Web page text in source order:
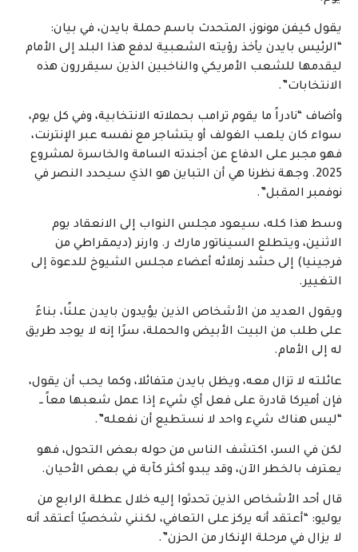
يقول كيفن مونوز، المتحدث باسم حملة بايدن، في بيان:
“الرئيس بايدن يأخذ رؤيته الشعبية لدفع هذا البلد إلى الأمام
ليقدمها للشعب الأمريكي والناخبين الذين سيقررون هذه
الانتخابات”.
وأضاف “نادراً ما يقوم ترامب بحملاته الانتخابية، وفي كل يوم،
سواء كان يلعب الغولف أو يتشاجر مع نفسه عبر الإنترنت،
فهو مجبر على الدفاع عن أجندته السامة والخاسرة لمشروع
2025. وجهة نظرنا هي أن التباين هو الذي سيحدد النصر في
نوفمبر المقبل”.
وسط هذا كله، سيعود مجلس النواب إلى الانعقاد يوم
الاثنين، ويتطلع السيناتور مارك ر. وارنر (ديمقراطي من
فرجينيا) إلى حشد زملائه أعضاء مجلس الشيوخ للدعوة إلى
التغيير.
ويقول العديد من الأشخاص الذين يؤيدون بايدن علنًا، بناءً
على طلب من البيت الأبيض والحملة، سرًا إنه لا يوجد طريق
له إلى الأمام.
عائلته لا تزال معه، ويظل بايدن متفائلا، وكما يحب أن يقول،
فإن أميركا قادرة على فعل أي شيء إذا عمل شعبها معاً ــ
“ليس هناك شيء واحد لا نستطيع أن نفعله”.
لكن في السر، اكتشف الناس من حوله بعض التحول، فهو
يعترف بالخطر الآن، وقد يبدو أكثر كآبة في بعض الأحيان.
قال أحد الأشخاص الذين تحدثوا إليه خلال عطلة الرابع من
يوليو: “أعتقد أنه يركز على التعافي، لكنني شخصيًا أعتقد أنه
لا يزال في مرحلة الإنكار من الحزن”.